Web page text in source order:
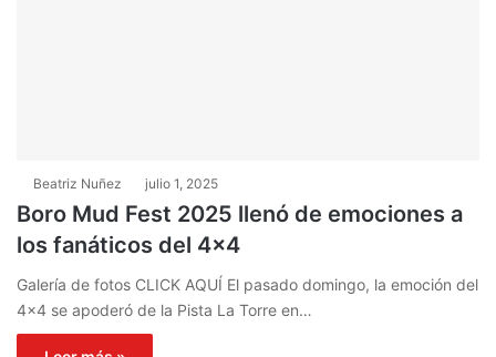
Beatriz Nuñez julio 1, 2025
Boro Mud Fest 2025 llenó de emociones a
los fanáticos del 4×4
Galería de fotos CLICK AQUÍ El pasado domingo, la emoción del
4×4 se apoderó de la Pista La Torre en…